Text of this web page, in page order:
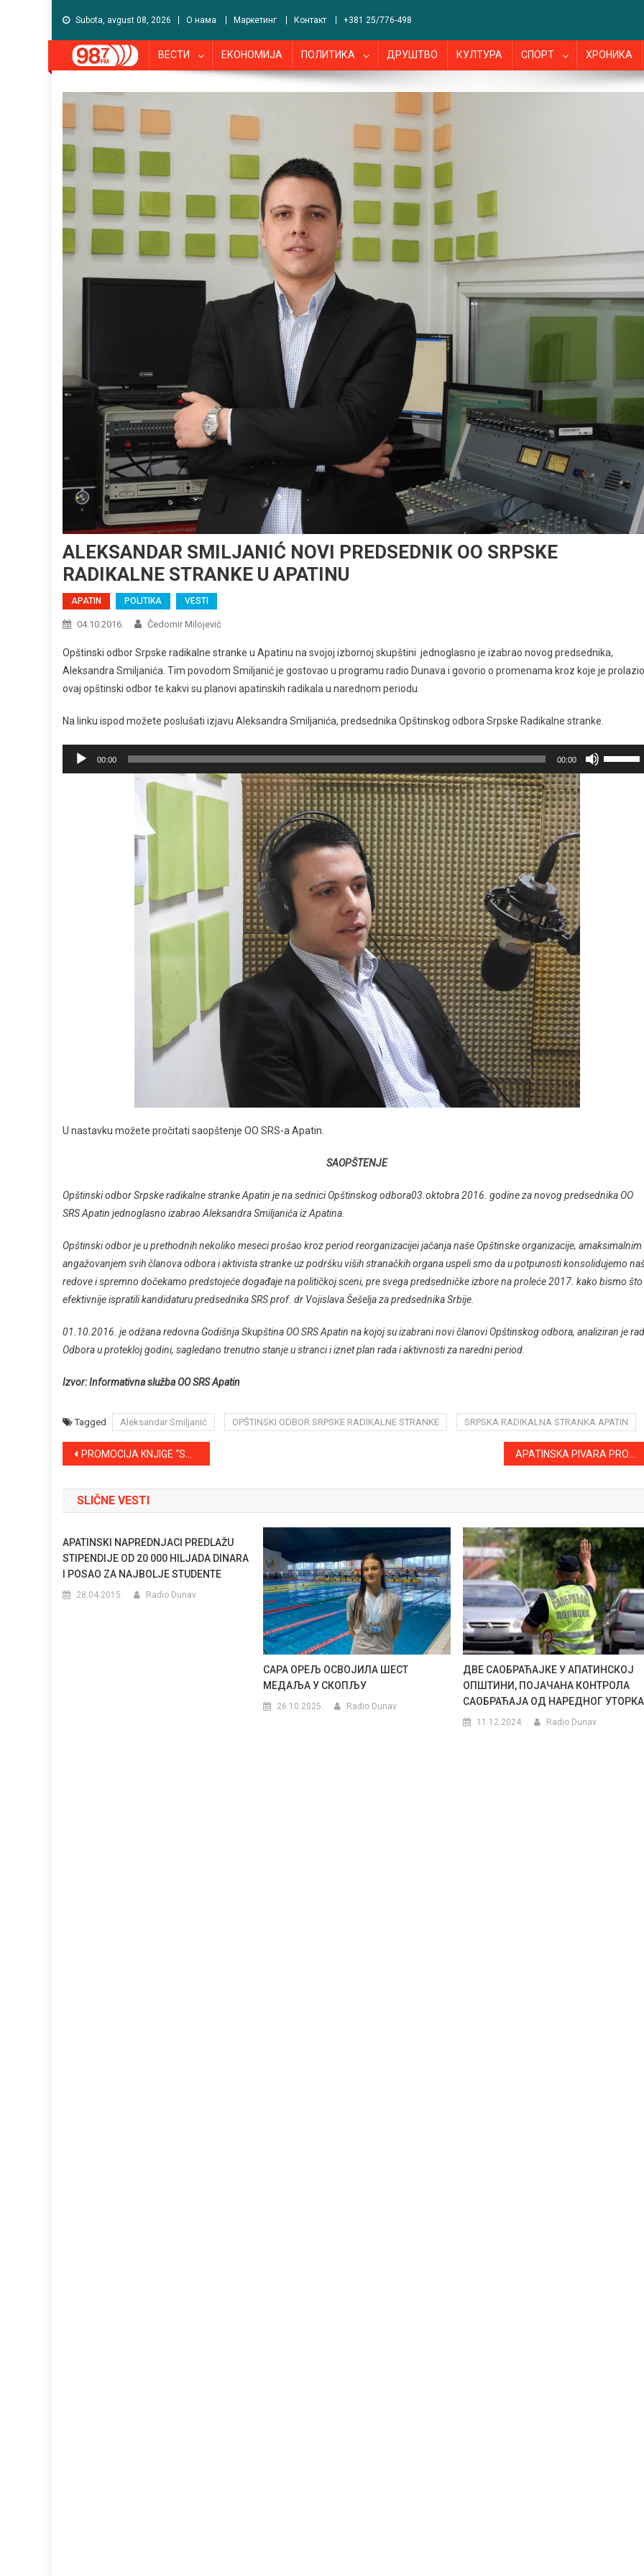
Subota, avgust 08, 2026 О нама Маркетинг Контакт +381 25/776-498
ВЕСТИ ЕКОНОМИЈА ПОЛИТИКА ДРУШТВО КУЛТУРА СПОРТ ХРОНИКА
ALEKSANDAR SMILJANIĆ NOVI PREDSEDNIK OO SRPSKE
RADIKALNE STRANKE U APATINU
APATIN POLITIKA VESTI
04.10.2016. Čedomir Milojević
Opštinski odbor Srpske radikalne stranke u Apatinu na svojoj izbornoj skupštini jednoglasno je izabrao novog predsednika,
Aleksandra Smiljanića. Tim povodom Smiljanić je gostovao u programu radio Dunava i govorio o promenama kroz koje je prolazio
ovaj opštinski odbor te kakvi su planovi apatinskih radikala u narednom periodu.
Na linku ispod možete poslušati izjavu Aleksandra Smiljanića, predsednika Opštinskog odbora Srpske Radikalne stranke.
Pregledač
00:00 00:00
U nastavku možete pročitati saopštenje OO SRS-a Apatin.
SAOPŠTENJE
Opštinski odbor Srpske radikalne stranke Apatin je na sednici Opštinskog odbora03.oktobra 2016. godine za novog predsednika OO
SRS Apatin jednoglasno izabrao Aleksandra Smiljanića iz Apatina.
Opštinski odbor je u prethodnih nekoliko meseci prošao kroz period reorganizacijei jačanja naše Opštinske organizacije, amaksimalnim
angažovanjem svih članova odbora i aktivista stranke uz podršku viših stranačkih organa uspeli smo da u potpunosti konsolidujemo
redove i spremno dočekamo predstojeće događaje na političkoj sceni, pre svega predsedničke izbore na proleće 2017. kako bismo što
efektivnije ispratili kandidaturu predsednika SRS prof. dr Vojislava Šešelja za predsednika Srbije.
01.10.2016. je odžana redovna Godišnja Skupština OO SRS Apatin na kojoj su izabrani novi članovi Opštinskog odbora, analiziran je rad
Odbora u protekloj godini, sagledano trenutno stanje u stranci i iznet plan rada i aktivnosti za naredni period.
Izvor: Informativna služba OO SRS Apatin
Tagged Aleksandar Smiljanić OPŠTINSKI ODBOR SRPSKE RADIKALNE STRANKE SRPSKA RADIKALNA STRANKA APATIN
Kretanje
članka
PROMOCIJA KNJIGE “SVETAC”
SLIČNE VESTI
APATINSKI NAPREDNJACI PREDLAŽU
STIPENDIJE OD 20 000 HILJADA DINARA
I POSAO ZA NAJBOLJE STUDENTE
28.04.2015. Radio Dunav
САРА ОРЕЉ ОСВОЈИЛА ШЕСТ
МЕДАЉА У СКОПЉУ
26.10.2025. Radio Dunav
ДВЕ САОБРАЋАЈКЕ У АПАТИНСКОЈ
ОПШТИНИ, ПОЈАЧАНА КОНТРОЛА
САОБРАЋАЈА ОД НАРЕДНОГ УТОРКА
11.12.2024. Radio Dunav